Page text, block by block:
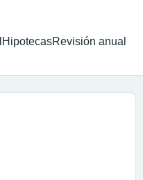
HipotecasRevisión anual